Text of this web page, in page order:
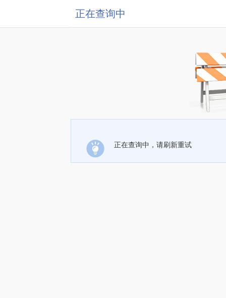
正在查询中
正在查询中，请刷新重试